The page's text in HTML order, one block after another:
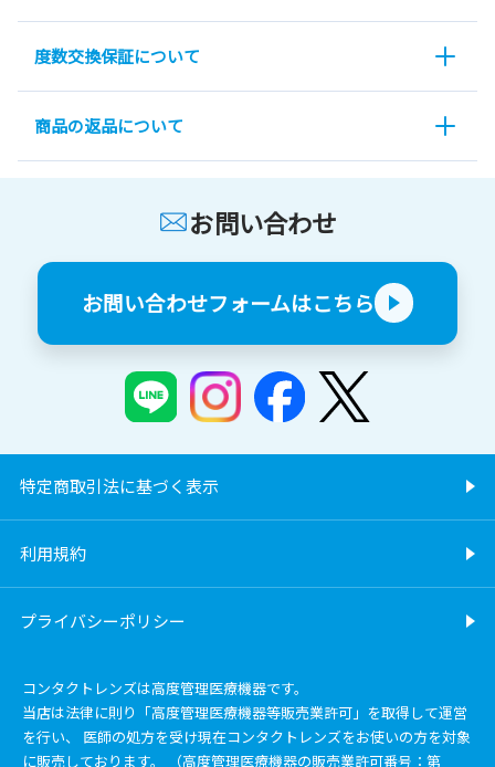
度数交換保証について
商品の返品について
お問い合わせ
お問い合わせフォームはこちら
特定商取引法に基づく表示
利用規約
プライバシーポリシー
コンタクトレンズは高度管理医療機器です。
当店は法律に則り「高度管理医療機器等販売業許可」を取得して運営
を行い、 医師の処方を受け現在コンタクトレンズをお使いの方を対象
に販売しております。 （高度管理医療機器の販売業許可番号：第